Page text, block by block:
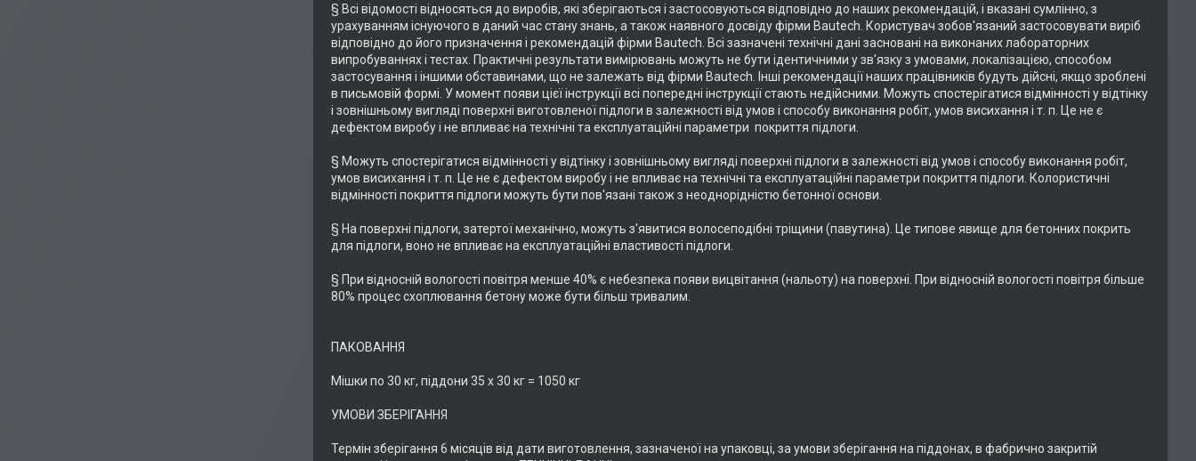
§ Всі відомості відносяться до виробів, які зберігаються і застосовуються відповідно до наших рекомендацій, і вказані сумлінно, з
урахуванням існуючого в даний час стану знань, а також наявного досвіду фірми Bautech. Користувач зобов'язаний застосовувати виріб
відповідно до його призначення і рекомендацій фірми Bautech. Всі зазначені технічні дані засновані на виконаних лабораторних
випробуваннях і тестах. Практичні результати вимірювань можуть не бути ідентичними у зв'язку з умовами, локалізацією, способом
застосування і іншими обставинами, що не залежать від фірми Bautech. Інші рекомендації наших працівників будуть дійсні, якщо зроблені
в письмовій формі. У момент появи цієї інструкції всі попередні інструкції стають недійсними. Можуть спостерігатися відмінності у відтінку
і зовнішньому вигляді поверхні виготовленої підлоги в залежності від умов і способу виконання робіт, умов висихання і т. п. Це не є
дефектом виробу і не впливає на технічні та експлуатаційні параметри покриття підлоги.
§ Можуть спостерігатися відмінності у відтінку і зовнішньому вигляді поверхні підлоги в залежності від умов і способу виконання робіт,
умов висихання і т. п. Це не є дефектом виробу і не впливає на технічні та експлуатаційні параметри покриття підлоги. Колористичні
відмінності покриття підлоги можуть бути пов'язані також з неоднорідністю бетонної основи.
§ На поверхні підлоги, затертої механічно, можуть з'явитися волосеподібні тріщини (павутина). Це типове явище для бетонних покрить
для підлоги, воно не впливає на експлуатаційні властивості підлоги.
§ При відносній вологості повітря менше 40% є небезпека появи вицвітання (нальоту) на поверхні. При відносній вологості повітря більше
80% процес схоплювання бетону може бути більш тривалим.
ПАКОВАННЯ
Мішки по 30 кг, піддони 35 x 30 кг = 1050 кг
УМОВИ ЗБЕРІГАННЯ
Термін зберігання 6 місяців від дати виготовлення, зазначеної на упаковці, за умови зберігання на піддонах, в фабрично закритій